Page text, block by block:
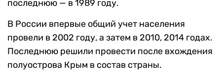
последнюю — в 1989 году.
В России впервые общий учет населения
провели в 2002 году, а затем в 2010, 2014 годах.
Последнюю решили провести после вхождения
полуострова Крым в состав страны.